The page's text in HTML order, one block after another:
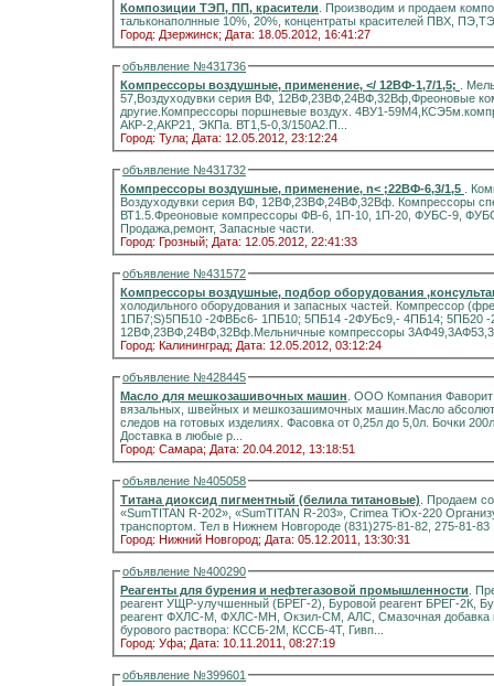
Композиции ТЭП, ПП, красители . Производим и продаем
тальконаполнные 10%, 20%, концентраты красителей ПВХ,
Город: Дзержинск; Дата: 18.05.2012, 16:41:27
объявление №431736
Компрессоры воздушные, применение, </ 12ВФ-1,7/1,5;
.
57,Воздуходувки серия ВФ, 12ВФ,23ВФ,24ВФ,32Вф,Фреоновые
другие.Компрессоры поршневые воздух. 4ВУ1-
АКР-2,АКР21, ЭКПа. ВТ1,5-0,3/150А2.П...
Город: Тула; Дата: 12.05.2012, 23:12:24
объявление №431732
Компрессоры воздушные, применение, n< ;22ВФ-6,3/1,5
.
Воздуходувки серия ВФ, 12ВФ,23ВФ,24ВФ,32Вф. Компрессоры
ВТ1.5.Фреоновые компрессоры ФВ-6, 1П-10, 1П-20, ФУБС-9,
Продажа,ремонт, Запасные части.
Город: Грозный; Дата: 12.05.2012, 22:41:33
объявление №431572
холодильного оборудования и запасных частей. Компрессор
1ПБ7;S)5ПБ10 -2ФВБс6- 1ПБ10; 5ПБ14 -2ФУБс9,- 4ПБ14; 5ПБ20 -
12ВФ,23ВФ,24ВФ,32Вф.Мельничные компрессоры
Город: Калининград; Дата: 12.05.2012, 03:12:24
объявление №428445
Масло для мешкозашивочных машин
вязальных, швейных и мешкозашимочных машин.Масло абсолютно бесцветное, без запаха и не оставляет
следов на готовых изделиях. Фасовка от 0,25л до 5,0л. Бочки
Доставка в любые р...
Город: Самара; Дата: 20.04.2012, 13:18:51
объявление №405058
Титана диоксид пигментный (белила титановые) . Продаем
«SumTITAN R-202», «SumTITAN R-203», Crimea TiOx-220 Организуем доставку продукции автомобильным, ж/д
транспортом. Тел в Нижнем Новгороде (831)275-81-82, 275-81-83
Город: Нижний Новгород; Дата: 05.12.2011, 13:30:31
объявление №400290
Реагенты для бурения и нефтегазовой промышленности .
реагент УЩР-улучшенный (БРЕГ-2), Буровой реагент БРЕГ-2К,
реагент ФХЛС-М, ФХЛС-МН, Окзил-СМ, АЛС, Смазочная добавка
бурового раствора: КССБ-2М, КССБ-4Т, Гивп...
Город: Уфа; Дата: 10.11.2011, 08:27:19
объявление №399601